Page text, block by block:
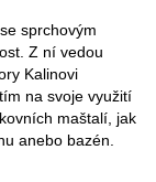
sprchovým
Z ní vedou
Kalinovi
na svoje využití
maštalí, jak
anebo bazén.